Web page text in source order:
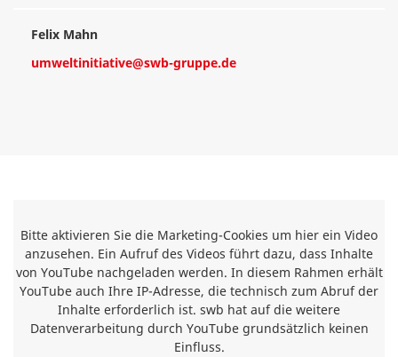
Felix Mahn
umweltinitiative@swb-gruppe.de
Bitte aktivieren Sie die Marketing-Cookies um hier ein Video
anzusehen. Ein Aufruf des Videos führt dazu, dass Inhalte
von YouTube nachgeladen werden. In diesem Rahmen erhält
YouTube auch Ihre IP-Adresse, die technisch zum Abruf der
Inhalte erforderlich ist. swb hat auf die weitere
Datenverarbeitung durch YouTube grundsätzlich keinen
Einfluss.